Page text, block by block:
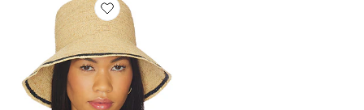
Favorite BOB STRIPE MODERN